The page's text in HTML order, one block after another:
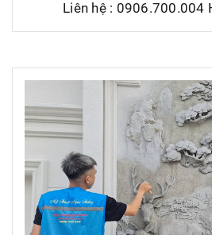
Liên hệ : 0906.700.004